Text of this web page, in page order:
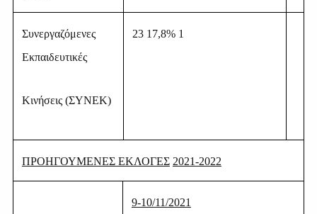
Συνεργαζόμενες
Εκπαιδευτικές
Κινήσεις (ΣΥΝΕΚ)
23 17,8% 1
ΠΡΟΗΓΟΥΜΕΝΕΣ ΕΚΛΟΓΕΣ 2021-2022
9-10/11/2021